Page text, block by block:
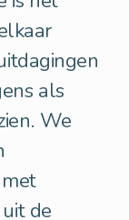
als
We
de